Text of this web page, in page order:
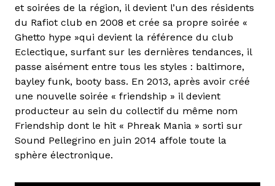
et soirées de la région, il devient l’un des résidents
du Rafiot club en 2008 et crée sa propre soirée «
Ghetto hype »qui devient la référence du club
Eclectique, surfant sur les dernières tendances, il
passe aisément entre tous les styles : baltimore,
bayley funk, booty bass. En 2013, après avoir créé
une nouvelle soirée « friendship » il devient
producteur au sein du collectif du même nom
Friendship dont le hit « Phreak Mania » sorti sur
Sound Pellegrino en juin 2014 affole toute la
sphère électronique.